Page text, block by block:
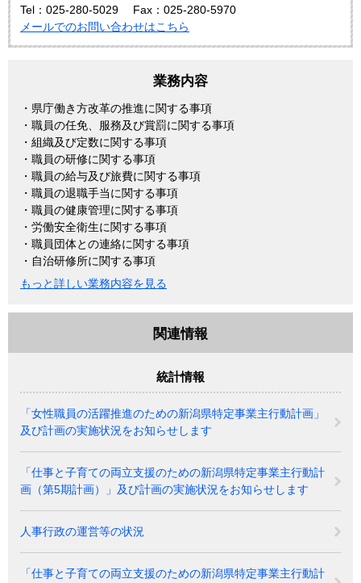
Tel：025-280-5029
Fax：025-280-5970
メールでのお問い合わせはこちら
業務内容
・県庁働き方改革の推進に関する事項
・職員の任免、服務及び賞罰に関する事項
・組織及び定数に関する事項
・職員の研修に関する事項
・職員の給与及び旅費に関する事項
・職員の退職手当に関する事項
・職員の健康管理に関する事項
・労働安全衛生に関する事項
・職員団体との連絡に関する事項
・自治研修所に関する事項
もっと詳しい業務内容を見る
関連情報
統計情報
「女性職員の活躍推進のための新潟県特定事業主行動計画」
及び計画の実施状況をお知らせします
「仕事と子育ての両立支援のための新潟県特定事業主行動計
画（第5期計画）」及び計画の実施状況をお知らせします
人事行政の運営等の状況
「仕事と子育ての両立支援のための新潟県特定事業主行動計